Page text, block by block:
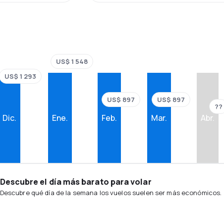
Dic.
US$ 1 293
Ene.
US$ 1 548
Feb.
US$ 897
Mar.
US$ 897
Abr.
??
Descubre el día más barato para volar
Descubre qué día de la semana los vuelos suelen ser más económicos.